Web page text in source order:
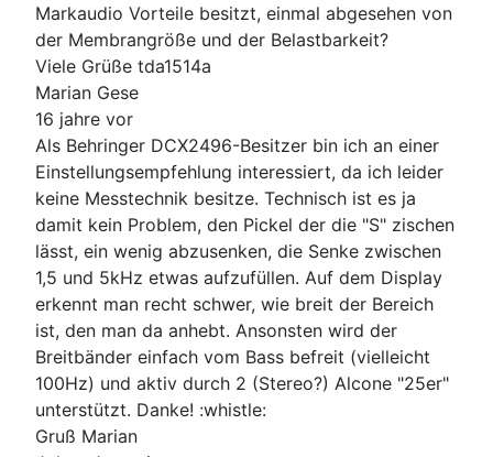
Markaudio Vorteile besitzt, einmal abgesehen von
der Membrangröße und der Belastbarkeit?
Viele Grüße tda1514a
Marian Gese
16 jahre vor
Als Behringer DCX2496-Besitzer bin ich an einer
Einstellungsempfehlung interessiert, da ich leider
keine Messtechnik besitze. Technisch ist es ja
damit kein Problem, den Pickel der die "S" zischen
lässt, ein wenig abzusenken, die Senke zwischen
1,5 und 5kHz etwas aufzufüllen. Auf dem Display
erkennt man recht schwer, wie breit der Bereich
ist, den man da anhebt. Ansonsten wird der
Breitbänder einfach vom Bass befreit (vielleicht
100Hz) und aktiv durch 2 (Stereo?) Alcone "25er"
unterstützt. Danke! :whistle:
Gruß Marian